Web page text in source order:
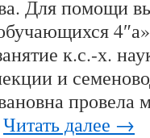
Для помощи
к.с.-х.
и
провела
Читать далее →